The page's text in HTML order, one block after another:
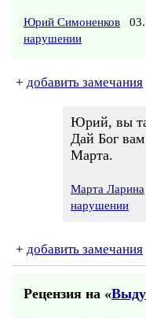
Юрий Симоненков
нарушении
+ добавить замечания
Юрий, вы
Дай Бог вам
Марта.
Марта Ларина
нарушении
+ добавить замечания
Рецензия на «